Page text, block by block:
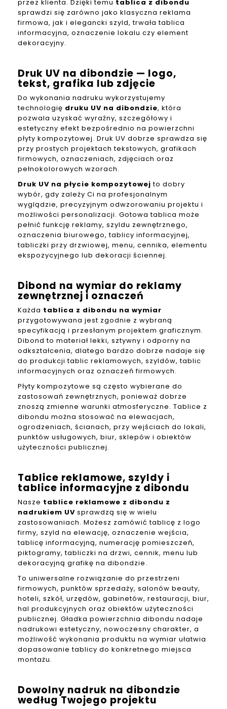
przez klienta. Dzięki temu tablica z dibondu
sprawdzi się zarówno jako klasyczna reklama
firmowa, jak i elegancki szyld, trwała tablica
informacyjna, oznaczenie lokalu czy element
dekoracyjny.
Druk UV na dibondzie — logo,
tekst, grafika lub zdjęcie
Do wykonania nadruku wykorzystujemy
technologię druku UV na dibondzie, która
pozwala uzyskać wyraźny, szczegółowy i
estetyczny efekt bezpośrednio na powierzchni
płyty kompozytowej. Druk UV dobrze sprawdza się
przy prostych projektach tekstowych, grafikach
firmowych, oznaczeniach, zdjęciach oraz
pełnokolorowych wzorach.
Druk UV na płycie kompozytowej to dobry
wybór, gdy zależy Ci na profesjonalnym
wyglądzie, precyzyjnym odwzorowaniu projektu i
możliwości personalizacji. Gotowa tablica może
pełnić funkcję reklamy, szyldu zewnętrznego,
oznaczenia biurowego, tablicy informacyjnej,
tabliczki przy drzwiowej, menu, cennika, elementu
ekspozycyjnego lub dekoracji ściennej.
Dibond na wymiar do reklamy
zewnętrznej i oznaczeń
Każda tablica z dibondu na wymiar
przygotowywana jest zgodnie z wybraną
specyfikacją i przesłanym projektem graficznym.
Dibond to materiał lekki, sztywny i odporny na
odkształcenia, dlatego bardzo dobrze nadaje się
do produkcji tablic reklamowych, szyldów, tablic
informacyjnych oraz oznaczeń firmowych.
Płyty kompozytowe są często wybierane do
zastosowań zewnętrznych, ponieważ dobrze
znoszą zmienne warunki atmosferyczne. Tablice z
dibondu można stosować na elewacjach,
ogrodzeniach, ścianach, przy wejściach do lokali,
punktów usługowych, biur, sklepów i obiektów
użyteczności publicznej.
Tablice reklamowe, szyldy i
tablice informacyjne z dibondu
Nasze tablice reklamowe z dibondu z
nadrukiem UV sprawdzą się w wielu
zastosowaniach. Możesz zamówić tablicę z logo
firmy, szyld na elewację, oznaczenie wejścia,
tablicę informacyjną, numerację pomieszczeń,
piktogramy, tabliczki na drzwi, cennik, menu lub
dekoracyjną grafikę na dibondzie.
To uniwersalne rozwiązanie do przestrzeni
firmowych, punktów sprzedaży, salonów beauty,
hoteli, szkół, urzędów, gabinetów, restauracji, biur,
hal produkcyjnych oraz obiektów użyteczności
publicznej. Gładka powierzchnia dibondu nadaje
nadrukowi estetyczny, nowoczesny charakter, a
możliwość wykonania produktu na wymiar ułatwia
dopasowanie tablicy do konkretnego miejsca
montażu.
Dowolny nadruk na dibondzie
według Twojego projektu